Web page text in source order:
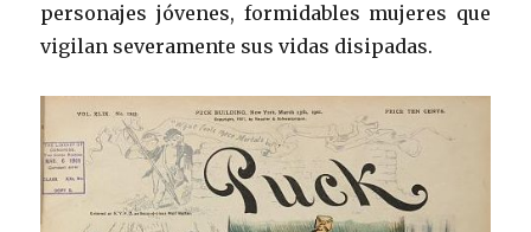
personajes jóvenes, formidables mujeres que
vigilan severamente sus vidas disipadas.